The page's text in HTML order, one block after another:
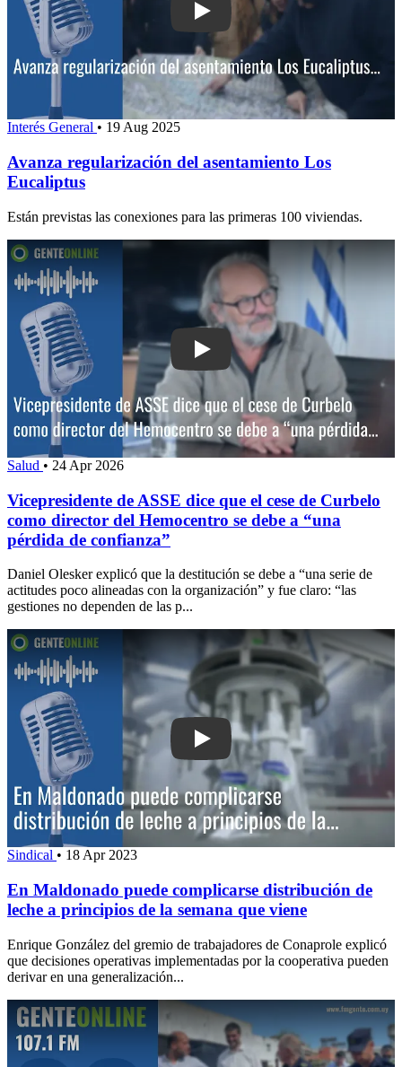
Play: Avanza regularización del
Interés General • 19 Aug 2025
Avanza regularización del asentamiento Los
Eucaliptus
Están previstas las conexiones para las primeras 100 viviendas.
Play: Vicepresidente de ASSE dice
Salud • 24 Apr 2026
Vicepresidente de ASSE dice que el cese de Curbelo
como director del Hemocentro se debe a “una
pérdida de confianza”
Daniel Olesker explicó que la destitución se debe a “una serie de
actitudes poco alineadas con la organización” y fue claro: “las
gestiones no dependen de las p...
Play: En Maldonado puede
Sindical • 18 Apr 2023
En Maldonado puede complicarse distribución de
leche a principios de la semana que viene
Enrique González del gremio de trabajadores de Conaprole explicó
que decisiones operativas implementadas por la cooperativa pueden
derivar en una generalización...